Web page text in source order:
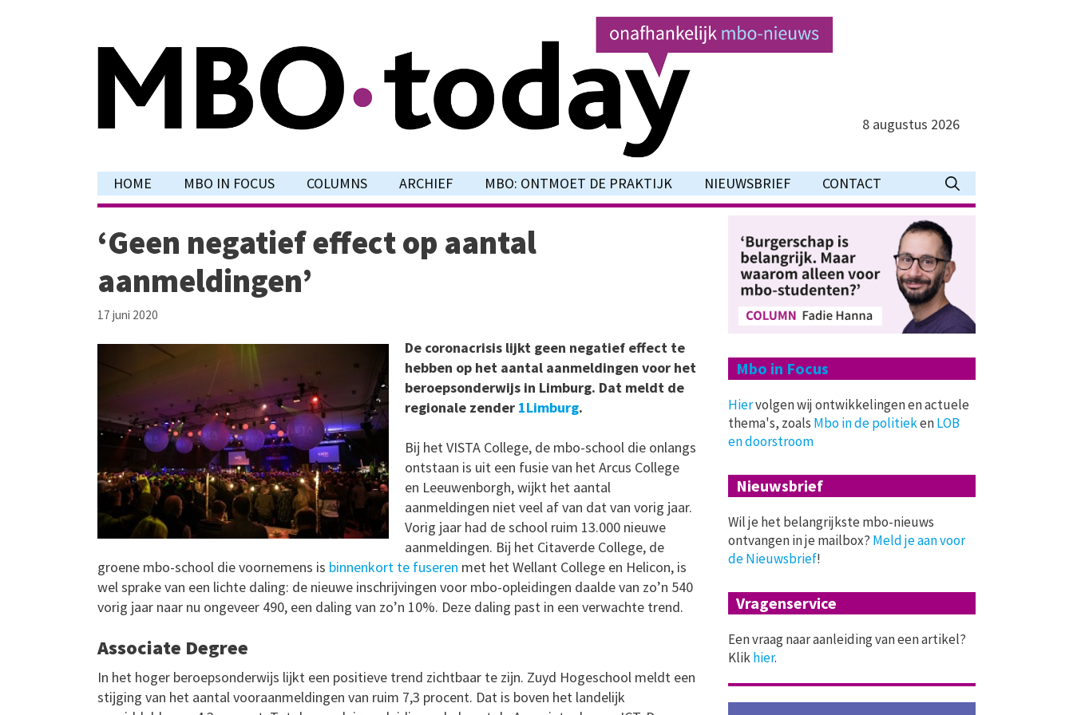
8 augustus 2026
HOME MBO IN FOCUS COLUMNS ARCHIEF MBO: ONTMOET DE PRAKTIJK NIEUWSBRIEF CONTACT
‘Geen negatief effect op aantal
aanmeldingen’
17 juni 2020
De coronacrisis lijkt geen negatief effect te
hebben op het aantal aanmeldingen voor het
beroepsonderwijs in Limburg. Dat meldt de
regionale zender 1Limburg.
Bij het VISTA College, de mbo-school die onlangs
ontstaan is uit een fusie van het Arcus College
en Leeuwenborgh, wijkt het aantal
aanmeldingen niet veel af van dat van vorig jaar.
Vorig jaar had de school ruim 13.000 nieuwe
aanmeldingen. Bij het Citaverde College, de
groene mbo-school die voornemens is binnenkort te fuseren met het Wellant College en Helicon, is
wel sprake van een lichte daling: de nieuwe inschrijvingen voor mbo-opleidingen daalde van zo’n 540
vorig jaar naar nu ongeveer 490, een daling van zo’n 10%. Deze daling past in een verwachte trend.
Associate Degree
In het hoger beroepsonderwijs lijkt een positieve trend zichtbaar te zijn. Zuyd Hogeschool meldt een
stijging van het aantal vooraanmeldingen van ruim 7,3 procent. Dat is boven het landelijk
Mbo in Focus
Hiervolgen wij ontwikkelingen en actuele
thema's, zoals Mbo in de politiekenLOB
en doorstroom
Nieuwsbrief
Wil je het belangrijkste mbo-nieuws
ontvangen in je mailbox? Meld je aan voor
de Nieuwsbrief!
Vragenservice
Een vraag naar aanleiding van een artikel?
Klikhier.